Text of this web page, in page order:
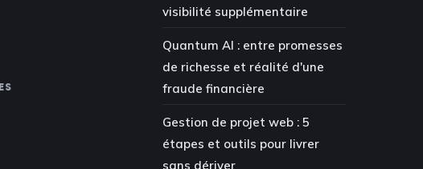
visibilité supplémentaire
Quantum AI : entre promesses
de richesse et réalité d'une
fraude financière
Gestion de projet web : 5
étapes et outils pour livrer
sans dériver